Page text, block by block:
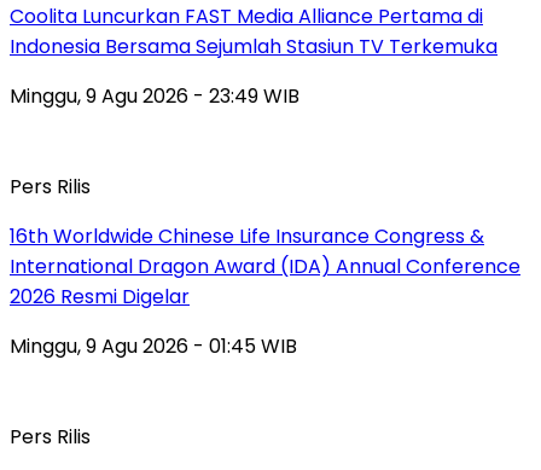
Coolita Luncurkan FAST Media Alliance Pertama di
Indonesia Bersama Sejumlah Stasiun TV Terkemuka
Minggu, 9 Agu 2026 - 23:49 WIB
Pers Rilis
16th Worldwide Chinese Life Insurance Congress &
International Dragon Award (IDA) Annual Conference
2026 Resmi Digelar
Minggu, 9 Agu 2026 - 01:45 WIB
Pers Rilis